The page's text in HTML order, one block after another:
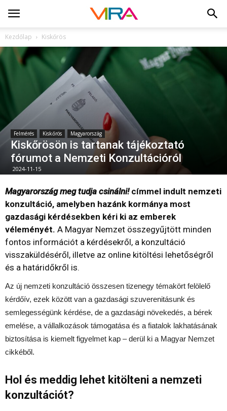
Kezdőlap Kiskőrös
Felmérés Kiskőrös Magyarország
Kiskőrösön is tartanak tájékoztató
fórumot a Nemzeti Konzultációról
2024-11-15
Magyarország meg tudja csinálni!címmel indult nemzeti
konzultáció, amelyben hazánk kormánya most
gazdasági kérdésekben kéri ki az emberek
véleményét. A Magyar Nemzet összegyűjtött minden
fontos információt a kérdésekről, a konzultáció
visszaküldéséről, illetve az online kitöltési lehetőségről
és a határidőkről is.
Az új nemzeti konzultáció összesen tizenegy témakört felölelő
kérdőív, ezek között van a gazdasági szuverenitásunk és
semlegességünk kérdése, de a gazdasági növekedés, a bérek
emelése, a vállalkozások támogatása és a fiatalok lakhatásának
biztosítása is kiemelt figyelmet kap – derül ki a Magyar Nemzet
cikkéből.
Hol és meddig lehet kitölteni a nemzeti
konzultációt?